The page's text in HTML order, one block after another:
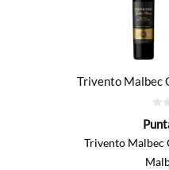
Trivento Malbec
de
Trivento Malbec